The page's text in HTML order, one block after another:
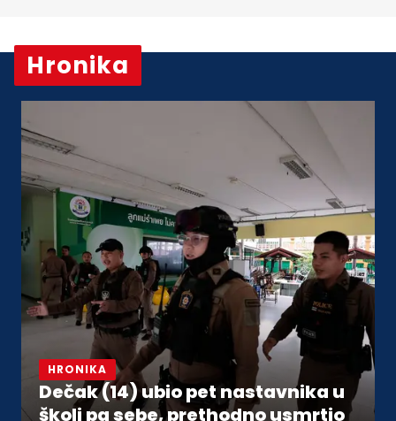
Hronika
Vidi sve
HRONIKA
Dečak (14) ubio pet nastavnika u
školi pa sebe, prethodno usmrtio